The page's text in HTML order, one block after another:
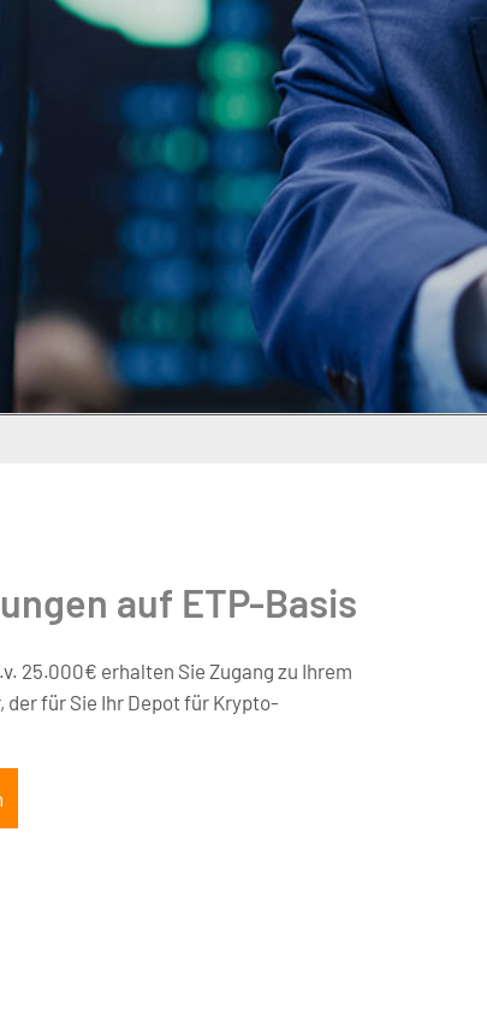
auf ETP-Basis
25.000€ erhalten Sie Zugang zu Ihrem
für Sie Ihr Depot für Krypto-